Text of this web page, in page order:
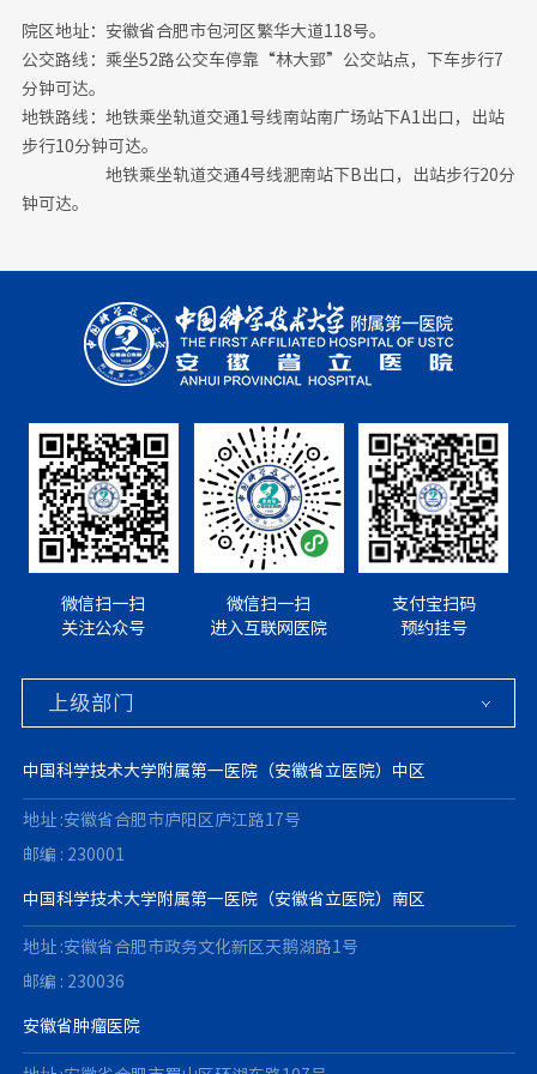
院区地址：安徽省合肥市包河区繁华大道118号。
公交路线：乘坐52路公交车停靠“林大郢”公交站点，下车步行7
分钟可达。
地铁路线：地铁乘坐轨道交通1号线南站南广场站下A1出口，出站
步行10分钟可达。
地铁乘坐轨道交通4号线淝南站下B出口，出站步行20分
钟可达。
微信扫一扫
关注公众号
微信扫一扫
进入互联网医院
支付宝扫码
预约挂号
中国科学技术大学附属第一医院（安徽省立医院）中区
地址 :安徽省合肥市庐阳区庐江路17号
邮编 : 230001
中国科学技术大学附属第一医院（安徽省立医院）南区
地址 :安徽省合肥市政务文化新区天鹅湖路1号
邮编 : 230036
安徽省肿瘤医院